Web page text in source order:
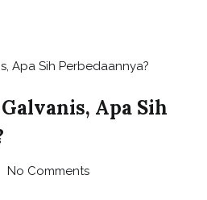
Apa Sih
No Comments